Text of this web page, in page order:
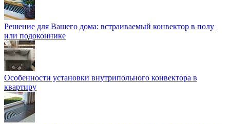
Решение для Вашего дома: встраиваемый конвектор в полу
или подоконнике
Особенности установки внутрипольного конвектора в
квартиру